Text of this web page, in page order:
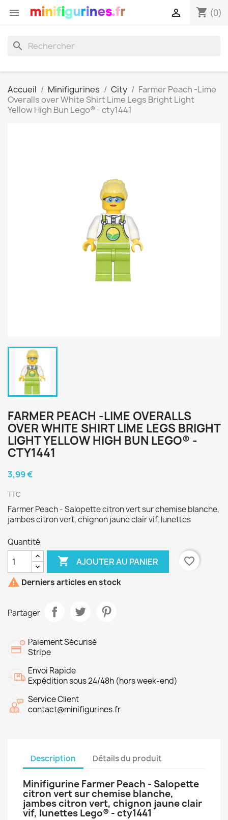
 shopping_cart (0)

search
Accueil Minifigurines City
Farmer Peach -Lime
Overalls over White Shirt Lime Legs Bright Light
Yellow High Bun Lego® - cty1441
FARMER PEACH -LIME OVERALLS
OVER WHITE SHIRT LIME LEGS BRIGHT
LIGHT YELLOW HIGH BUN LEGO® -
CTY1441
3,99 €
TTC
Farmer Peach - Salopette citron vert sur chemise blanche,
jambes citron vert, chignon jaune clair vif, lunettes
Quantité
 AJOUTER AU PANIER
favorite_border
 Derniers articles en stock
Partager
Paiement Sécurisé
Stripe
Envoi Rapide
Expédition sous 24/48h (hors week-end)
Service Client
contact@minifigurines.fr
Description Détails du produit
Minifigurine Farmer Peach - Salopette
citron vert sur chemise blanche,
jambes citron vert, chignon jaune clair
vif, lunettes Lego® - cty1441